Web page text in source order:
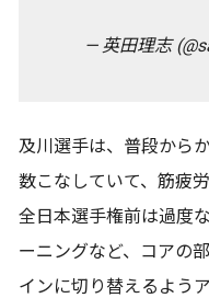
— 英田理志
及川選手は、普段から
数こなしていて、筋疲
全日本選手権前は過度
ーニングなど、コアの
インに切り替えるよう